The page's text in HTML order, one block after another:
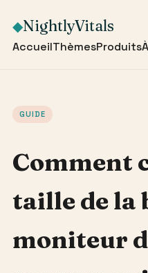
◆NightlyVitals
AccueilThèmesProduits
GUIDE
Comment
taille de la
moniteur